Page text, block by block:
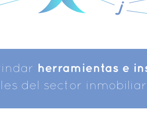
herramientas e
del sector